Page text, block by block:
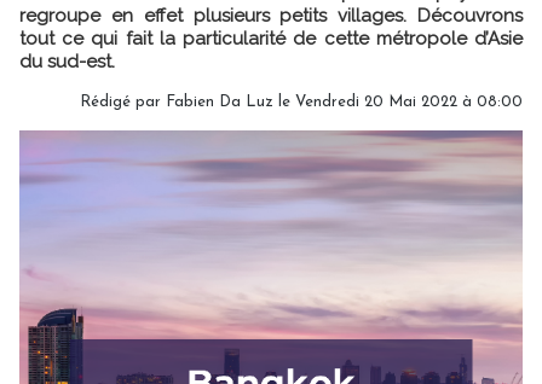
regroupe en effet plusieurs petits villages. Découvrons
tout ce qui fait la particularité de cette métropole d’Asie
du sud-est.
Rédigé par Fabien Da Luz le Vendredi 20 Mai 2022 à 08:00